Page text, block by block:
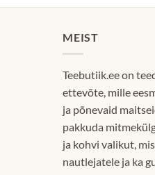
kuni
MEIST
Teebutiik.ee on
ettevõte, mille
ja põnevaid
pakkuda
ja kohvi valikut,
nautlejatele ja ka